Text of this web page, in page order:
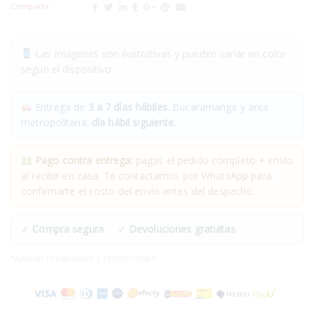
Compartir:
Entrega de 3 a 7 días hábiles. Bucaramanga y área
metropolitana: día hábil siguiente.
Pago contra entrega: pagas el pedido completo + envío
al recibir en casa. Te contactamos por WhatsApp para
confirmarte el costo del envío antes del despacho.
✓ Compra segura · ✓ Devoluciones gratuitas